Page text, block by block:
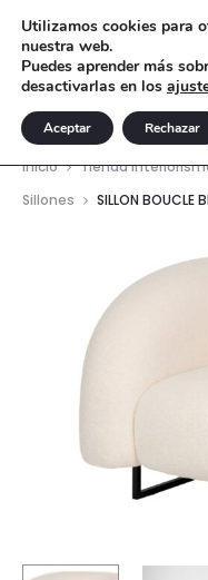
Inicio Tienda
Sillones
SILLON BOUCLE
Utilizamos cookies para
nuestra web.
Puedes aprender más
desactivarlas en los
Aceptar Rechazar